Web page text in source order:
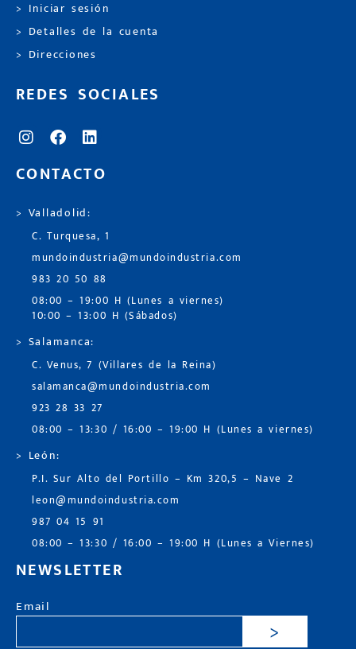
> Iniciar sesión
> Detalles de la cuenta
> Direcciones
REDES SOCIALES
CONTACTO
> Valladolid:
C. Turquesa, 1
mundoindustria@mundoindustria.com
983 20 50 88
08:00 – 19:00 H (Lunes a viernes)
10:00 – 13:00 H (Sábados)
> Salamanca:
C. Venus, 7 (Villares de la Reina)
salamanca@mundoindustria.com
923 28 33 27
08:00 – 13:30 / 16:00 – 19:00 H (Lunes a viernes)
> León:
P.I. Sur Alto del Portillo – Km 320,5 – Nave 2
leon@mundoindustria.com
987 04 15 91
08:00 – 13:30 / 16:00 – 19:00 H (Lunes a Viernes)
NEWSLETTER
Email
>